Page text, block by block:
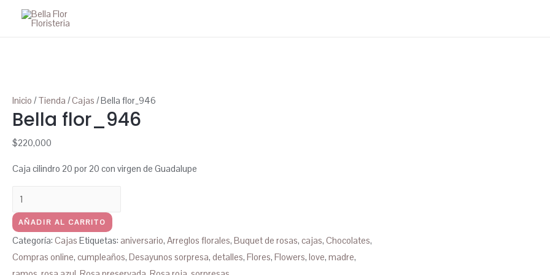
Inicio /Tienda /Cajas / Bella flor_946
Bella flor_946
$220,000
Caja cilindro 20 por 20 con virgen de Guadalupe
Bella
flor_946
cantidad
AÑADIR AL CARRITO
Categoría: Cajas Etiquetas: aniversario, Arreglos florales, Buquet de rosas, cajas, Chocolates,
Compras online, cumpleaños, Desayunos sorpresa, detalles, Flores, Flowers, love, madre,